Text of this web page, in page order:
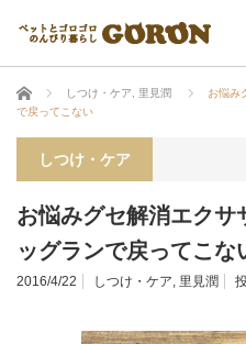
ホーム しつけ・ケア 里見潤
お悩み
で戻ってこない
しつけ・ケア
お悩みグセ解消エク
ッグランで戻ってこな
2016/4/22 しつけ・ケア, 里見潤